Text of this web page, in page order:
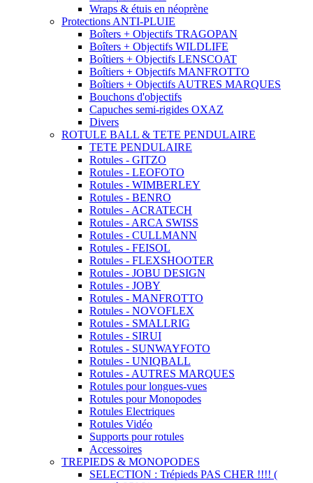
Wraps & étuis en néoprène
Protections ANTI-PLUIE
Boîters + Objectifs TRAGOPAN
Boîters + Objectifs WILDLIFE
Boîtiers + Objectifs LENSCOAT
Boîtiers + Objectifs MANFROTTO
Boîtiers + Objectifs AUTRES MARQUES
Bouchons d'objectifs
Capuches semi-rigides OXAZ
Divers
ROTULE BALL & TETE PENDULAIRE
TETE PENDULAIRE
Rotules - GITZO
Rotules - LEOFOTO
Rotules - WIMBERLEY
Rotules - BENRO
Rotules - ACRATECH
Rotules - ARCA SWISS
Rotules - CULLMANN
Rotules - FEISOL
Rotules - FLEXSHOOTER
Rotules - JOBU DESIGN
Rotules - JOBY
Rotules - MANFROTTO
Rotules - NOVOFLEX
Rotules - SMALLRIG
Rotules - SIRUI
Rotules - SUNWAYFOTO
Rotules - UNIQBALL
Rotules - AUTRES MARQUES
Rotules pour longues-vues
Rotules pour Monopodes
Rotules Electriques
Rotules Vidéo
Supports pour rotules
Accessoires
TREPIEDS & MONOPODES
SELECTION : Trépieds PAS CHER !!!! (